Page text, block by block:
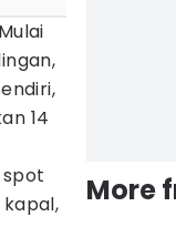
14
spot
More